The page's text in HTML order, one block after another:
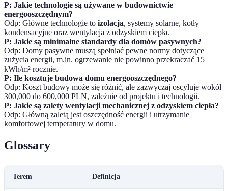
P: Jakie technologie są używane w budownictwie
energooszczędnym?
Odp: Główne technologie to izolacja, systemy solarne, kotły
kondensacyjne oraz wentylacja z odzyskiem ciepła.
P: Jakie są minimalne standardy dla domów pasywnych?
Odp: Domy pasywne muszą spełniać pewne normy dotyczące
zużycia energii, m.in. ogrzewanie nie powinno przekraczać 15
kWh/m² rocznie.
P: Ile kosztuje budowa domu energooszczędnego?
Odp: Koszt budowy może się różnić, ale zazwyczaj oscyluje wokół
300,000 do 600,000 PLN, zależnie od projektu i technologii.
P: Jakie są zalety wentylacji mechanicznej z odzyskiem ciepła?
Odp: Główną zaletą jest oszczędność energii i utrzymanie
komfortowej temperatury w domu.
Glossary
Terem Definicja